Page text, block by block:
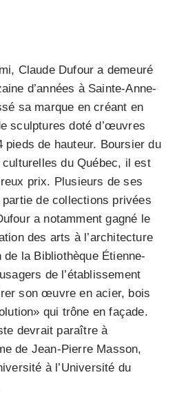
Claude Dufour a demeuré
d’années à Sainte-Anne-
sa marque en créant en
sculptures doté d’œuvres
pieds de hauteur. Boursier du
du Québec, il est
prix. Plusieurs de ses
de collections privées
a notamment gagné le
des arts à l’architecture
la Bibliothèque Étienne-
de l’établissement
son œuvre en acier, bois
qui trône en façade.
devrait paraître à
de Jean-Pierre Masson,
à l’Université du